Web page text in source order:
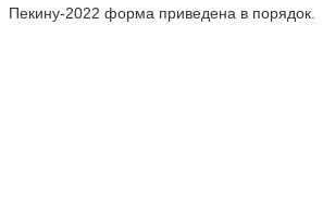
Пекину-2022 форма приведена в порядок.